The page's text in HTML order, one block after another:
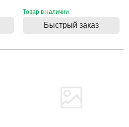
Товар в наличии
Быстрый заказ